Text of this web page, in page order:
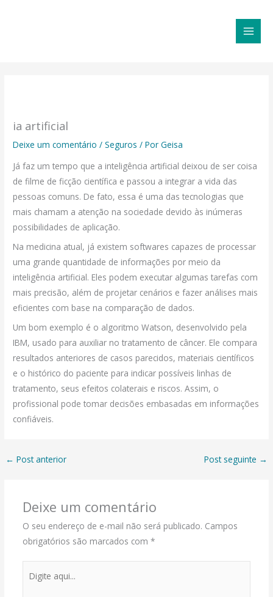
ia artificial
Deixe um comentário /Seguros / PorGeisa
Já faz um tempo que a inteligência artificial deixou de ser coisa
de filme de ficção científica e passou a integrar a vida das
pessoas comuns. De fato, essa é uma das tecnologias que
mais chamam a atenção na sociedade devido às inúmeras
possibilidades de aplicação.
Na medicina atual, já existem softwares capazes de processar
uma grande quantidade de informações por meio da
inteligência artificial. Eles podem executar algumas tarefas com
mais precisão, além de projetar cenários e fazer análises mais
eficientes com base na comparação de dados.
Um bom exemplo é o algoritmo Watson, desenvolvido pela
IBM, usado para auxiliar no tratamento de câncer. Ele compara
resultados anteriores de casos parecidos, materiais científicos
e o histórico do paciente para indicar possíveis linhas de
tratamento, seus efeitos colaterais e riscos. Assim, o
profissional pode tomar decisões embasadas em informações
confiáveis.
← Post anterior Post seguinte →
Deixe um comentário
O seu endereço de e-mail não será publicado. Campos
obrigatórios são marcados com *
aqui...